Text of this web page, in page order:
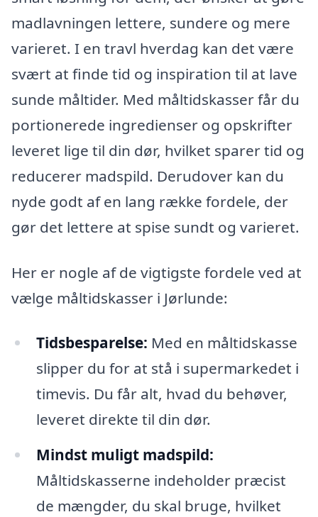
madlavningen lettere, sundere og mere
varieret. I en travl hverdag kan det være
svært at finde tid og inspiration til at lave
sunde måltider. Med måltidskasser får du
portionerede ingredienser og opskrifter
leveret lige til din dør, hvilket sparer tid og
reducerer madspild. Derudover kan du
nyde godt af en lang række fordele, der
gør det lettere at spise sundt og varieret.
Her er nogle af de vigtigste fordele ved at
vælge måltidskasser i Jørlunde:
Tidsbesparelse: Med en måltidskasse
slipper du for at stå i supermarkedet i
timevis. Du får alt, hvad du behøver,
leveret direkte til din dør.
Mindst muligt madspild:
Måltidskasserne indeholder præcist
de mængder, du skal bruge, hvilket